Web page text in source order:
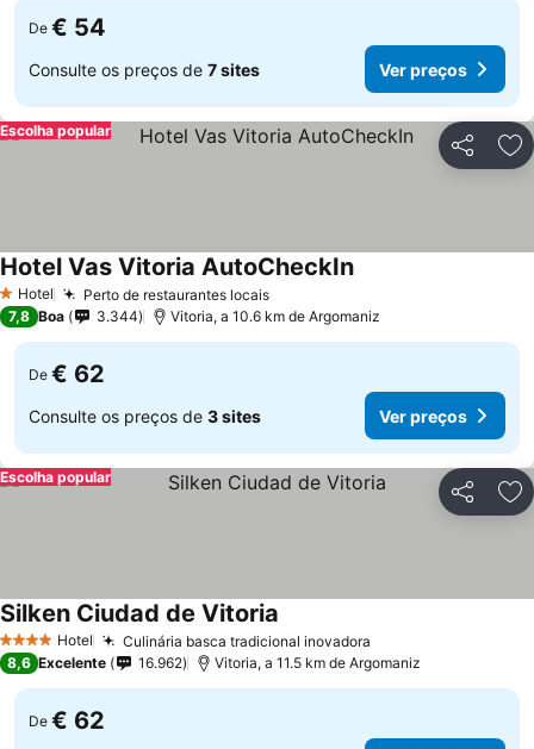
De € 54
Consulte os preços de 7 sites Ver preços
Partilhar
Escolha popular
1 Estrelas
Hotel Perto de restaurantes locaisVer preços
Hotel Vas Vitoria AutoCheckInVer preços
7,8 Boa 3.344 Vitoria, a 10.6 km de Argomaniz
De € 62
Consulte os preços de 3 sites Ver preços
Partilhar
Escolha popular
4 EstrelasHotel Culinária basca tradicional inovadora
Silken Ciudad de Vitoria
8,6 Excelente 16.962 Vitoria, a 11.5 km de Argomaniz
De € 62